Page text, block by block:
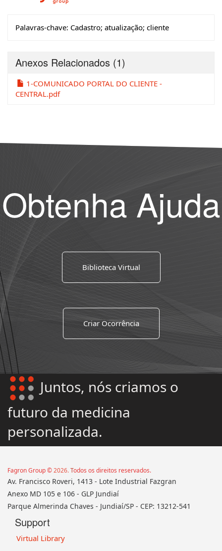
Palavras-chave: Cadastro; atualização; cliente
Anexos Relacionados (1)
1-COMUNICADO PORTAL DO CLIENTE -
CENTRAL.pdf
Obtenha Ajuda
Biblioteca Virtual
Criar Ocorrência
Juntos, nós criamos o
futuro da medicina
personalizada.
Fagron Group ©2026.Todos os direitos reservados.‌
Av. Francisco Roveri, 1413 - Lote Industrial Fazgran
‌Anexo MD 105 e 106 - GLP Jundiaí
‌Parque Almerinda Chaves - Jundiaí/SP - CEP: 13212-541
Support
Virtual Library